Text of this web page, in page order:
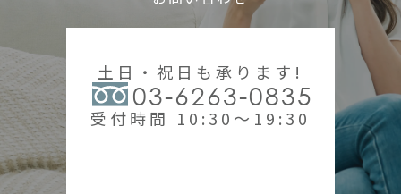
土日・祝日も承ります!
03-6263-0835
受付時間 10:30～19:30